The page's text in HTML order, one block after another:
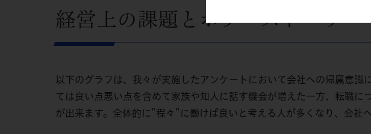
経営上の課題とホラーストーリー
以下のグラフは、我々が実施したアンケートにおいて会社への帰属意
ては良い点悪い点を含めて家族や知人に話す機会が増えた一方、転職
が出来ます。全体的に”程々”に働けば良いと考える人が多くなり、会社